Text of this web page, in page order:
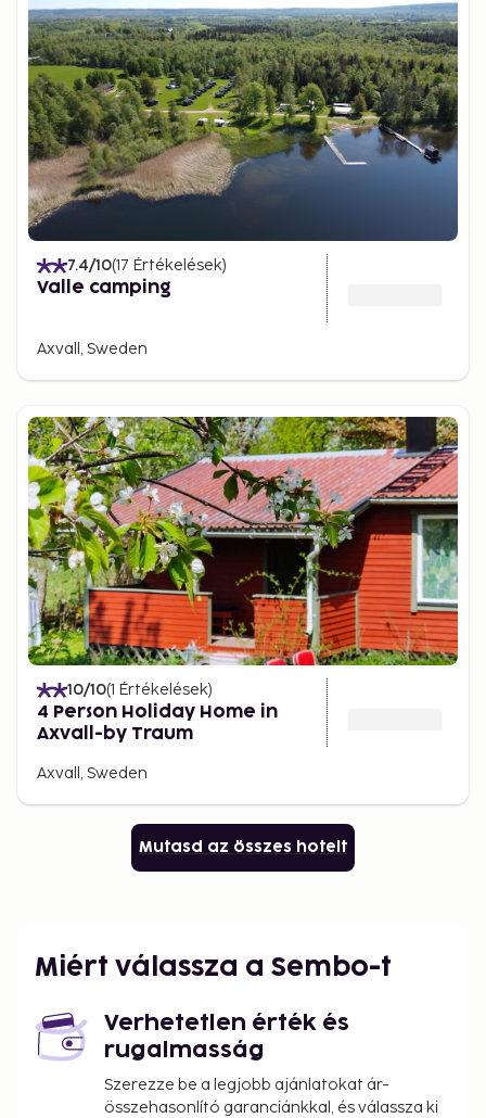
7.4/10(17 Értékelések)
Valle camping
Axvall, Sweden
10/10(1 Értékelések)
4 Person Holiday Home in
Axvall-by Traum
Axvall, Sweden
Mutasd az összes hotelt
Miért válassza a Sembo-t
Verhetetlen érték és
rugalmasság
Szerezze be a legjobb ajánlatokat ár-
összehasonlító garanciánkkal, és válassza ki